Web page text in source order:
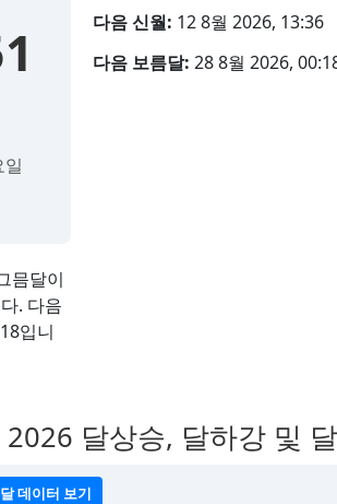
믐달이
. 다음
입니
다음 신월: 12 8월 2026, 13:36
다음 보름달: 28 8월 2026,
달상승, 달하강 및
달 데이터 보기